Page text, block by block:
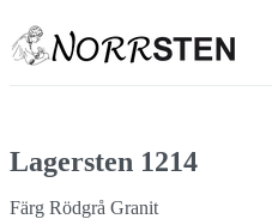
Lagersten 1214
Färg Rödgrå Granit